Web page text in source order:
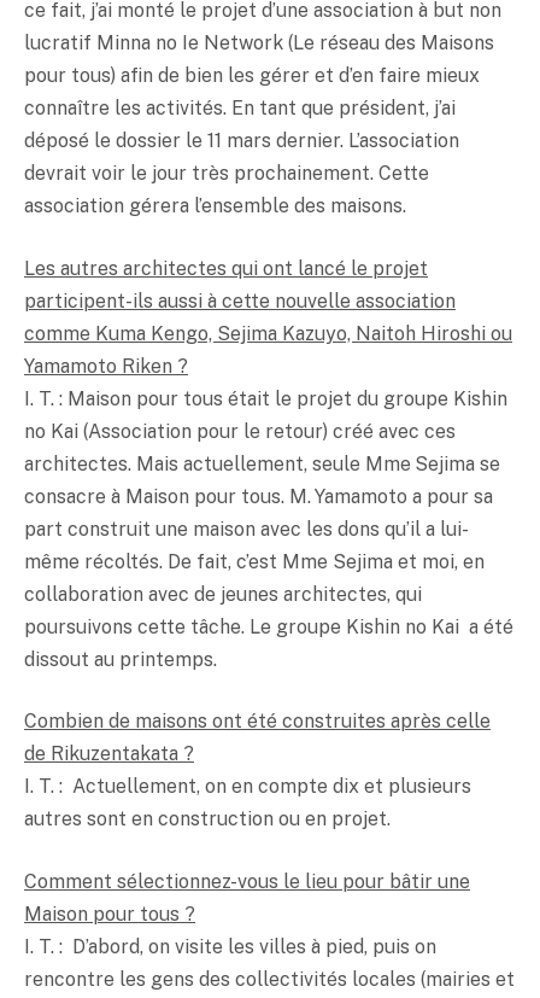
ce fait, j’ai monté le projet d’une association à but non
lucratif Minna no Ie Network (Le réseau des Maisons
pour tous) afin de bien les gérer et d’en faire mieux
connaître les activités. En tant que président, j’ai
déposé le dossier le 11 mars dernier. L’association
devrait voir le jour très prochainement. Cette
association gérera l’ensemble des maisons.
Les autres architectes qui ont lancé le projet
participent-ils aussi à cette nouvelle association
comme Kuma Kengo, Sejima Kazuyo, Naitoh Hiroshi ou
Yamamoto Riken ?
I. T. : Maison pour tous était le projet du groupe Kishin
no Kai (Association pour le retour) créé avec ces
architectes. Mais actuellement, seule Mme Sejima se
consacre à Maison pour tous. M. Yamamoto a pour sa
part construit une maison avec les dons qu’il a lui-
même récoltés. De fait, c’est Mme Sejima et moi, en
collaboration avec de jeunes architectes, qui
poursuivons cette tâche. Le groupe Kishin no Kai a été
dissout au printemps.
Combien de maisons ont été construites après celle
de Rikuzentakata ?
I. T. : Actuellement, on en compte dix et plusieurs
autres sont en construction ou en projet.
Comment sélectionnez-vous le lieu pour bâtir une
Maison pour tous ?
I. T. : D’abord, on visite les villes à pied, puis on
rencontre les gens des collectivités locales (mairies et